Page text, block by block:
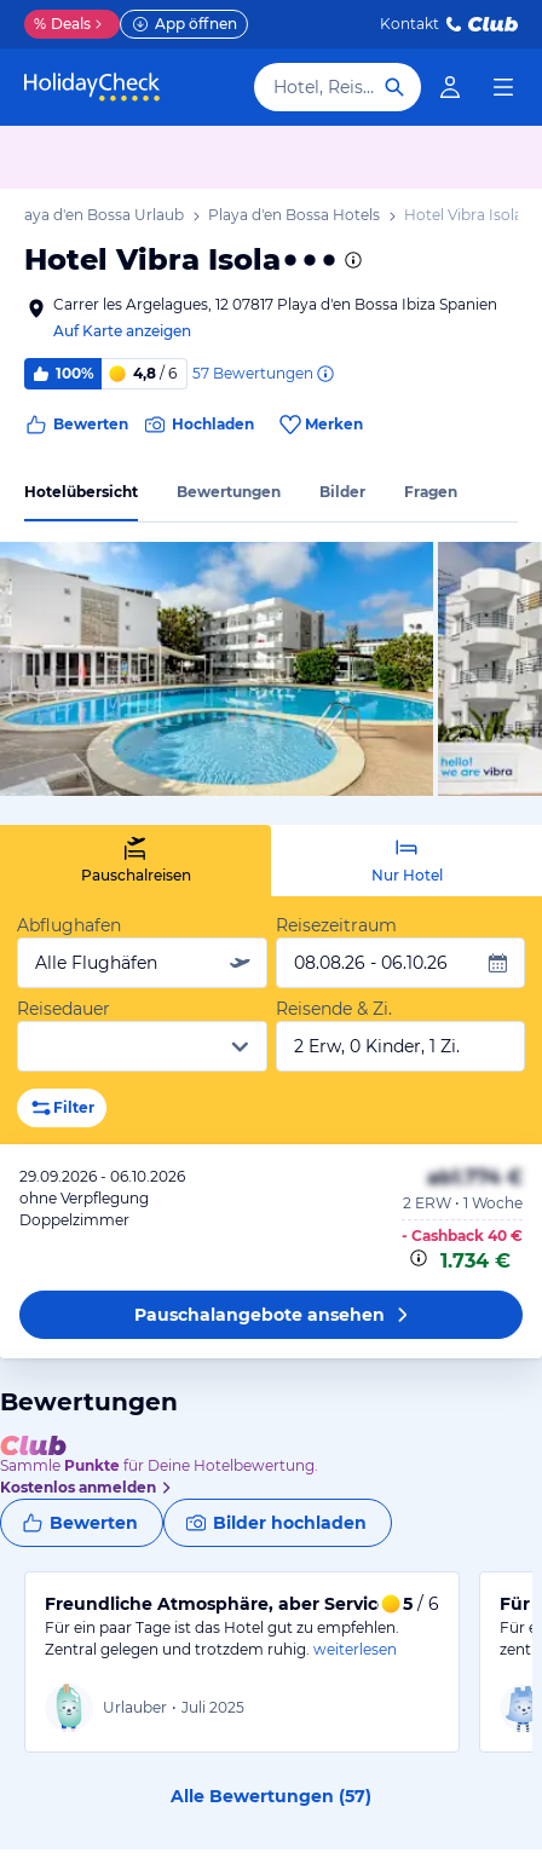
% Deals App öffnen Kontakt
Hotel, Reiseziel
Playa d'en Bossa Urlaub Playa d'en Bossa Hotels Hotel Vibra Isola
Hotel Vibra Isola
Carrer les Argelagues, 12 07817 Playa d'en Bossa Ibiza Spanien
Auf Karte anzeigen
100% 4,8 / 6 57 Bewertungen
Bewerten Hochladen Merken
Hotelübersicht Bewertungen Bilder Fragen
vom
Pauschalreisen Nur Hotel
Abflughafen
Alle Flughäfen
Reisezeitraum
08.08.26 - 06.10.26
Reisedauer
Reisende & Zi.
2 Erw, 0 Kinder, 1 Zi.
Filter
29.09.2026 - 06.10.2026
ohne Verpflegung
Doppelzimmer
ab1.774 €
2 ERW • 1 Woche
- Cashback 40 €
1.734 €
Pauschalangeboteansehen
Bewertungen
Sammle Punkte für Deine Hotelbewertung.
Kostenlos anmelden
Bewerten Bilder hochladen
Freundliche Atmosphäre, aber Service könnte besser
5 / 6
Für ein paar Tage ist das Hotel gut zu empfehlen.
Zentral gelegen und trotzdem ruhig. weiterlesen
Urlauber • Juli 2025
Für
Für
Alle Bewertungen (57)